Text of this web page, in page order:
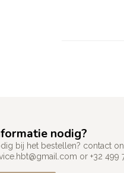
nodig?
bij het bestellen? contact
or +32 499